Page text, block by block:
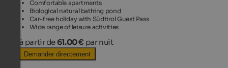
Comfortable apartments
Biological natural bathing pond
Car-free holiday with Südtirol Guest Pass
Wide range of leisure activities
à partir de 61.00 € par nuit
Demander directement